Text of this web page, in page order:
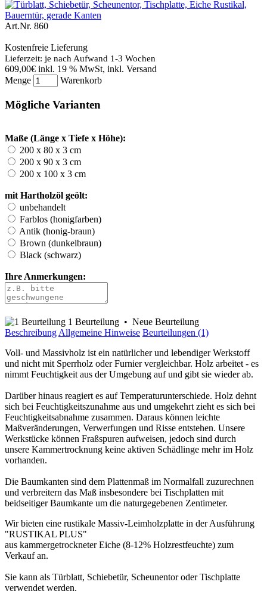
Art.Nr. 860
Kostenfreie Lieferung
Lieferzeit: je nach Aufwand 1-3 Wochen
609,00€ inkl. 19 % MwSt, inkl. Versand
Menge
Warenkorb
Mögliche Varianten
Maße (Länge x Tiefe x Höhe):
200 x 80 x 3 cm
200 x 90 x 3 cm
200 x 100 x 3 cm
mit Hartholzöl geölt:
unbehandelt
Farblos (honigfarben)
Antik (honig-braun)
Brown (dunkelbraun)
Black (schwarz)
Ihre Anmerkungen:
1 Beurteilung • Neue Beurteilung
Beschreibung Allgemeine Hinweise Beurteilungen (1)
Voll- und Massivholz ist ein natürlicher und lebendiger Werkstoff
und nicht mit Sperrholz oder Furnier vergleichbar. Holz arbeitet - es
nimmt Feuchtigkeit aus der Umgebung auf und gibt sie wieder ab.
Darüber hinaus reagiert es auf Temperaturunterschiede. Holz dehnt
sich bei Feuchtigkeitszunahme aus und umgekehrt zieht es sich bei
Feuchtigkeitsabnahme zusammen. Daraus können leichte
Maßveränderungen, Verwerfungen und Risse entstehen. Unsere
Werkstücke können Fraßspuren aufweisen, jedoch sind durch
unsere Kammertrocknung keine aktiven Schädlinge mehr im Holz
vorhanden.
Die Baumkanten sind dem Plattenmaß im Normalfall zuzurechnen
und verbreitern das Maß insbesondere bei Tischplatten mit
beidseitiger Baumkante um die naturgegebenen Zentimeter.
Wir bieten eine rustikale Massiv-Leimholzplatte in der Ausführung
"RUSTIKAL PLUS"
aus kammergetrockneter Eiche (8-12% Holzrestfeuchte) zum
Verkauf an.
Sie kann als Türblatt, Schiebetür, Scheunentor oder Tischplatte
verwendet werden.